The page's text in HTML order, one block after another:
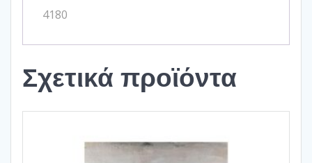
4180
Σχετικά προϊόντα